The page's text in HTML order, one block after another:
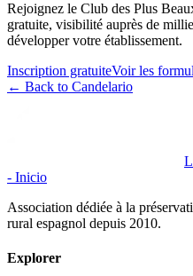
Rejoignez le Club des Plus
gratuite, visibilité auprès de
développer votre établissement.
Inscription gratuiteVoir les
← Back to Candelario
- Inicio
Association dédiée à la
rural espagnol depuis 2010.
Explorer